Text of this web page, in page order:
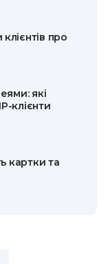
про
які
клієнти
картки та